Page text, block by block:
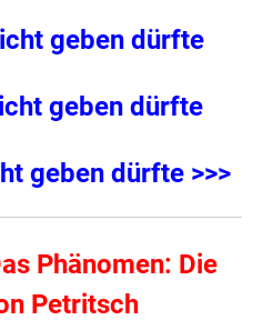
geben dürfte
geben dürfte
geben dürfte >>>
Phänomen: Die
Petritsch